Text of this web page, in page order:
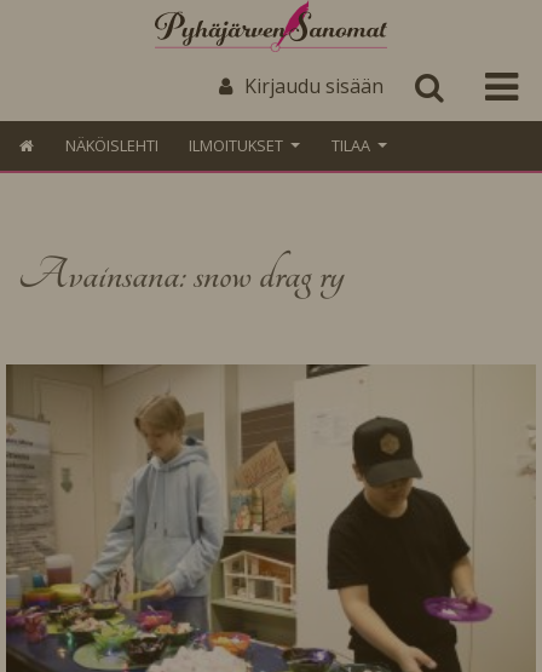
Kirjaudu sisään
NÄKÖISLEHTI ILMOITUKSET TILAA
Avainsana: snow drag ry